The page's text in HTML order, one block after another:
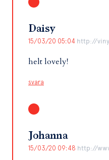
Daisy
15/03/20 05:04 http://
helt lovely!
svara
Johanna
15/03/20 09:48 http://